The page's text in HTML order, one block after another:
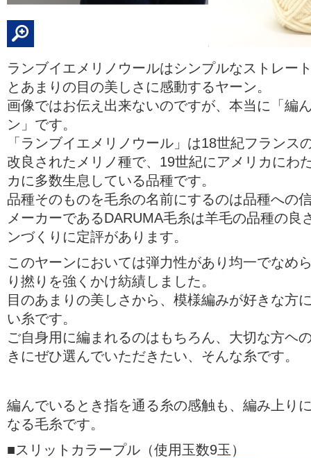
ランブイエメリノウールはシンプルなストレー
とあまりの目の美しさに感動するヤーン。
画像ではお伝え出来ないのですが、本当に「編
ン」です。
「ランブイエメリノウール」は18世紀フランス
改良されたメリノ種で、19世紀にアメリカにわ
カに多数生息している品種です。
品種そのものを毛糸の名前にするのは品種への
メーカーであるDARUMA毛糸は羊毛の品種の良
ンづくりに定評があります。
このヤーンにおいては弾力性があり均一でなめ
り撚りを強くかけ紡績しました。
目のあまりの美しさから、模様編みが好きな方
い糸です。
ご自身用に編まれるのはもちろん、大切な方ヘ
きにぜひ選んでいただきたい、そんな糸です。
編んでいるとき指を通る糸の感触も、編み上り
なる毛糸です。
■スリットカラープル（使用玉数9玉）